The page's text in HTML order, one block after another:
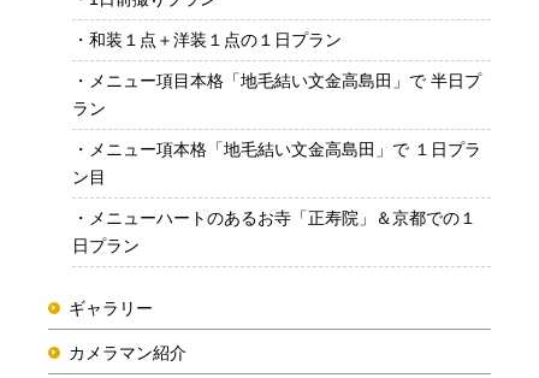
和装１点＋洋装１点の１日プラン
メニュー項目本格「地毛結い文金高島田」で 半日プ
ラン
メニュー項本格「地毛結い文金高島田」で １日プラ
ン目
メニューハートのあるお寺「正寿院」＆京都での１
日プラン
ギャラリー
カメラマン紹介